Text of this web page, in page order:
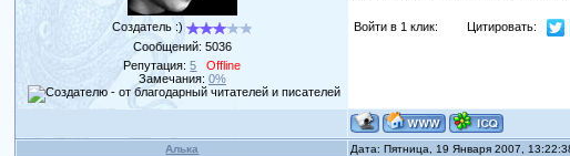
Создатель :)
Сообщений: 5036
Репутация:5
Offline
Замечания: 0%
Войти в 1 клик: Цитировать:
Алька Дата: Пятница, 19 Января 2007,